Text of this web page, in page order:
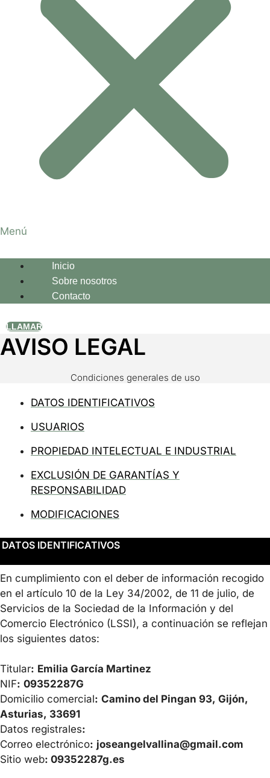
Menú
Inicio
Sobre nosotros
Contacto
LLAMAR
AVISO LEGAL
Condiciones generales de uso
DATOS IDENTIFICATIVOS
USUARIOS
PROPIEDAD INTELECTUAL E INDUSTRIAL
EXCLUSIÓN DE GARANTÍAS Y
RESPONSABILIDAD
MODIFICACIONES
DATOS IDENTIFICATIVOS
En cumplimiento con el deber de información recogido
en el artículo 10 de la Ley 34/2002, de 11 de julio, de
Servicios de la Sociedad de la Información y del
Comercio Electrónico (LSSI), a continuación se reflejan
los siguientes datos:
Titular: Emilia García Martinez
NIF: 09352287G
Domicilio comercial: Camino del Pingan 93, Gijón,
Asturias, 33691
Datos registrales:
Correo electrónico: joseangelvallina@gmail.com
Sitio web: 09352287g.es